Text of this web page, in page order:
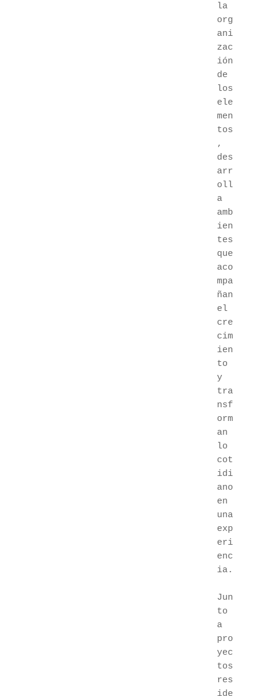
la
org
ani
zac
ión
de
los
ele
men
tos
,
des
arr
oll
a
amb
ien
tes
que
aco
mpa
ñan
el
cre
cim
ien
to
y
tra
nsf
orm
an
lo
cot
idi
ano
en
una
exp
eri
enc
ia.
Jun
to
a
pro
yec
tos
res
ide